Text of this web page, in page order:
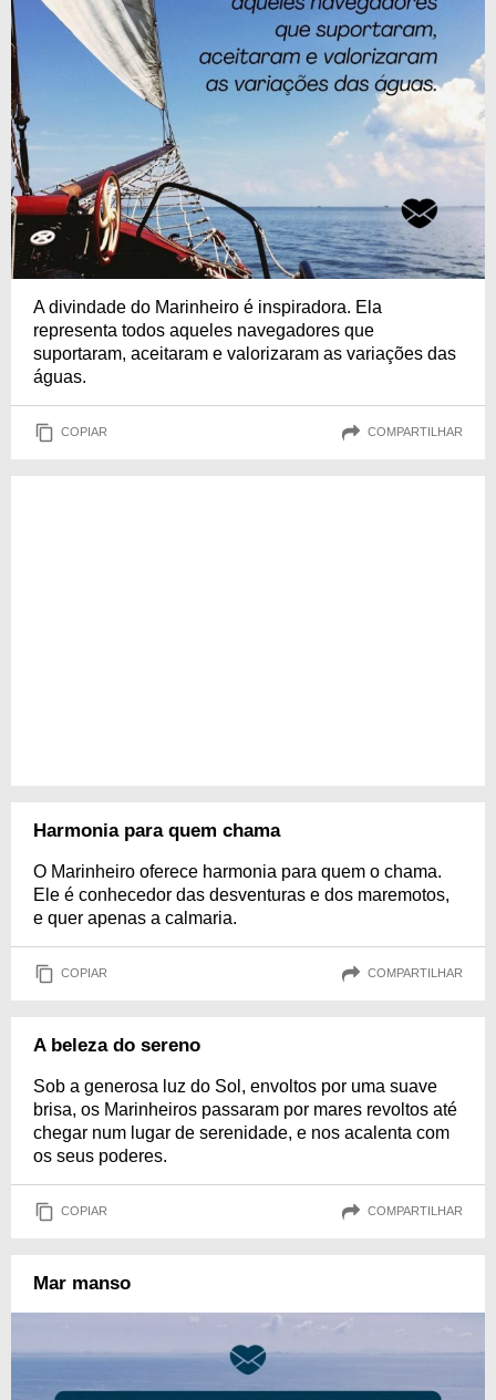
A divindade do Marinheiro é inspiradora. Ela
representa todos aqueles navegadores que
suportaram, aceitaram e valorizaram as variações das
águas.
COPIAR COMPARTILHAR
Harmonia para quem chama
O Marinheiro oferece harmonia para quem o chama.
Ele é conhecedor das desventuras e dos maremotos,
e quer apenas a calmaria.
COPIAR COMPARTILHAR
A beleza do sereno
Sob a generosa luz do Sol, envoltos por uma suave
brisa, os Marinheiros passaram por mares revoltos até
chegar num lugar de serenidade, e nos acalenta com
os seus poderes.
COPIAR COMPARTILHAR
Mar manso